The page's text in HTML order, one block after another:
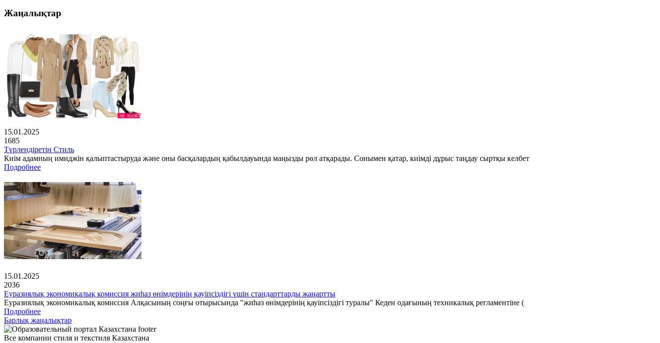
Жаңалықтар
15.01.2025
1685
Түрлендіретін Стиль
Киім адамның имиджін қалыптастыруда және оны басқалардың қабылдауында маңызды рөл атқарады. Сонымен қатар, киімді дұрыс таңдау сыртқы келбет
Подробнее
15.01.2025
2036
Еуразиялық экономикалық комиссия жиһаз өнімдерінің қауіпсіздігі үшін стандарттарды жаңартты
Еуразиялық экономикалық комиссия Алқасының соңғы отырысында "жиһаз өнімдерінің қауіпсіздігі туралы" Кеден одағының техникалық регламентіне (
Подробнее
Барлық жаңалықтар
Все компании стиля и текстиля Казахстана